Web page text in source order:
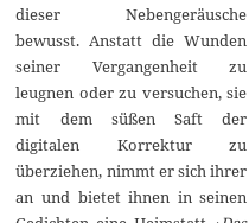
dieser Nebengeräusche
bewusst. Anstatt die Wunden
seiner Vergangenheit zu
leugnen oder zu versuchen, sie
mit dem süßen Saft der
digitalen Korrektur zu
überziehen, nimmt er sich ihrer
an und bietet ihnen in seinen